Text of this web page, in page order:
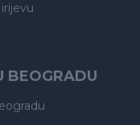
BEOGRADU